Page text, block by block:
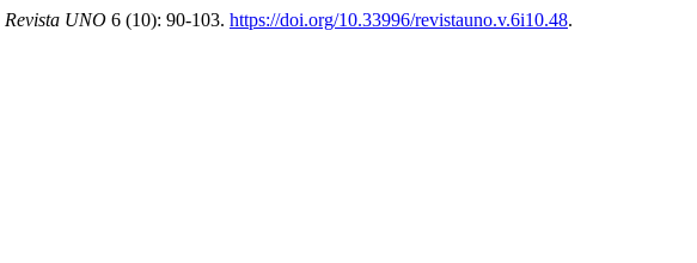
Revista UNO 6 (10): 90-103. https://doi.org/10.33996/revistauno.v.6i10.48.